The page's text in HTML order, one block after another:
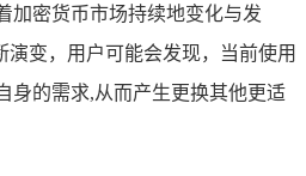
加密货币市场持续地变化与发
演变，用户可能会发现，当前使用
身的需求,从而产生更换其他更适